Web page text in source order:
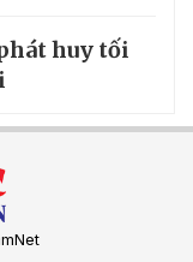
huy tối